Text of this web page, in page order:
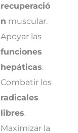
recuperació
n muscular.
Apoyar las
funciones
hepáticas.
Combatir los
radicales
libres.
Maximizar la